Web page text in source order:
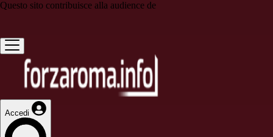
Questo sito contribuisce alla audience de
Accedi